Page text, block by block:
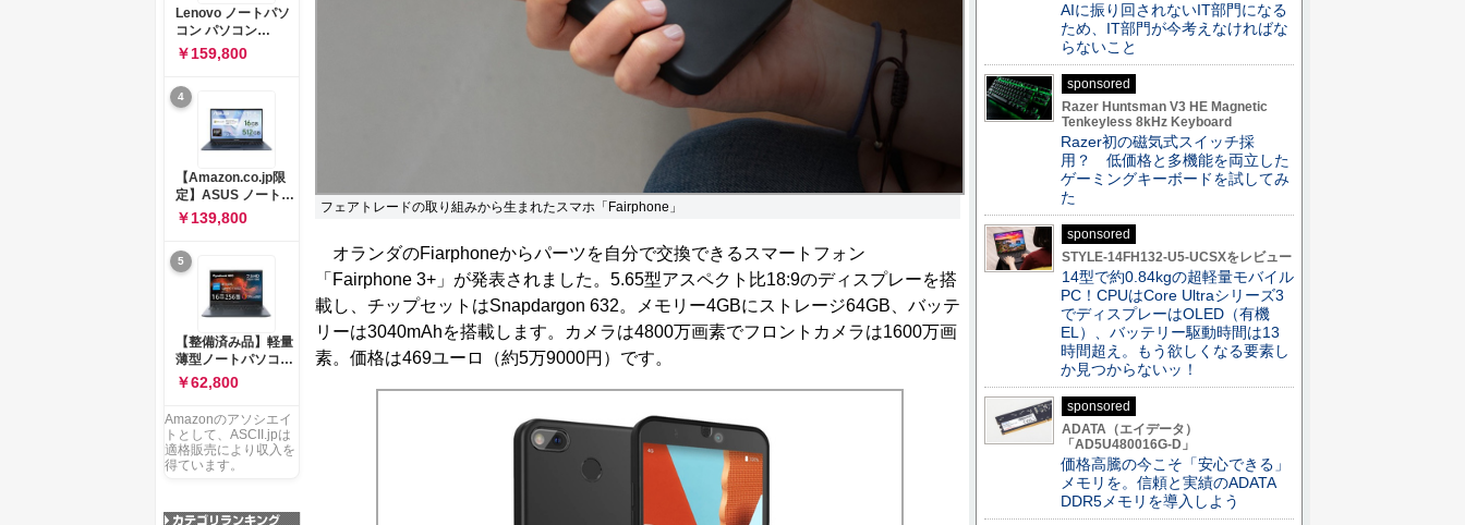
フェアトレードの取り組みから生まれたスマホ「Fairphone」
オランダのFiarphoneからパーツを自分で交換できるスマートフォン
「Fairphone 3+」が発表されました。5.65型アスペクト比18:9のディスプレーを搭
載し、チップセットはSnapdargon 632。メモリー4GBにストレージ64GB、バッテ
リーは3040mAhを搭載します。カメラは4800万画素でフロントカメラは1600万画
素。価格は469ユーロ（約5万9000円）です。
Lenovo ノートパソ
コン パソコン
IdeaPad Slim 3 14.0
インチ AMD
Ryzen™ 5 8640HS
メモリ16GB
SSD512GB
Microsoft 365 試用
版 Windows11 バッ
テリー駆動12.6時間
重量1.39kg ルナグレ
ー 83K9003JJP ノー
トPC
￥159,800
4
【Amazon.co.jp限
定】ASUS ノートパ
ソコン Vivobook 15
M1502NAQ 15.6イ
ンチ AMD Ryzen 7
170 メモリ16GB
SSD 512GB
Microsoft 365
Personal (24か月版)
搭載 Windows 11 重
量1.7kg Wi-Fi 6E ク
ワイエットブルー
M1502NAQ-
￥139,800
5
【整備済み品】軽量
薄型ノートパソコン
dynabook G83 ■
13.3型
FHD(1920x1080) -
高性能第11世代Core
i5-1135G7 - メモリ
16GB - SSD 256GB
USB Type-C - MS
￥62,800
Amazonのアソシエイ
トとして、ASCII.jpは
適格販売により収入を
得ています。
AIに振り回されないIT部門になる
ため、IT部門が今考えなければな
らないこと
sponsored
Razer Huntsman V3 HE Magnetic
Tenkeyless 8kHz Keyboard
Razer初の磁気式スイッチ採
用？ 低価格と多機能を両立した
ゲーミングキーボードを試してみ
た
sponsored
STYLE-14FH132-U5-UCSXをレビュー
14型で約0.84kgの超軽量モバイル
PC！CPUはCore Ultraシリーズ3
でディスプレーはOLED（有機
EL）、バッテリー駆動時間は13
時間超え。もう欲しくなる要素し
か見つからないッ！
sponsored
ADATA（エイデータ）
「AD5U480016G-D」
価格高騰の今こそ「安心できる」
メモリを。信頼と実績のADATA
DDR5メモリを導入しよう